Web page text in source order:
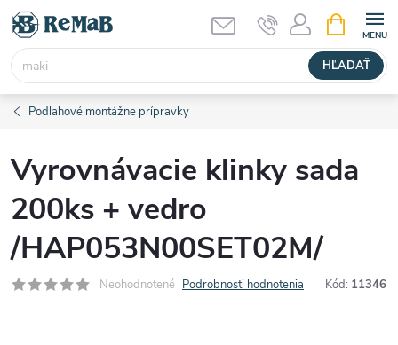
Prejsť
obsah
HĽADAŤ
KOŠÍK
Podlahové montážne prípravky
Vyrovnávacie klinky sada
200ks + vedro
/HAP053N00SET02M/
Neohodnotené Podrobnosti hodnotenia Kód: 11346